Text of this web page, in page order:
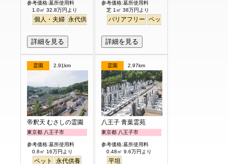
参考価格:墓所使用料
1.0㎡ 32.8万円より
個人・夫婦 永代供養
詳細を見る
参考価格:墓所使用料
芝 1㎡ 38万円より
バリアフリー ペット
詳細を見る
霊園 2.91km
帝釈天 むさしの霊園
東京都 八王子市
参考価格:墓所使用料
0.8㎡ 16万円より
ペット 永代供養
霊園 2.97km
八王子 青葉霊苑
東京都 八王子市
参考価格:墓所使用料
0.48㎡ 9.6万円より
平坦